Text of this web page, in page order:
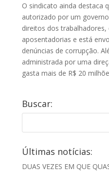
O sindicato ainda destaca
autorizado por um
direitos dos
aposentadorias e está
denúncias de corrupção.
administrada por uma
gasta mais de R$ 20
Buscar:
Últimas notícias:
DUAS VEZES EM QUE